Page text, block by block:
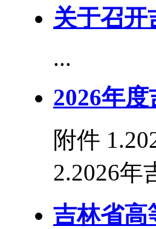
关于召开
...
2026年
附件
2.2026年
吉林省高